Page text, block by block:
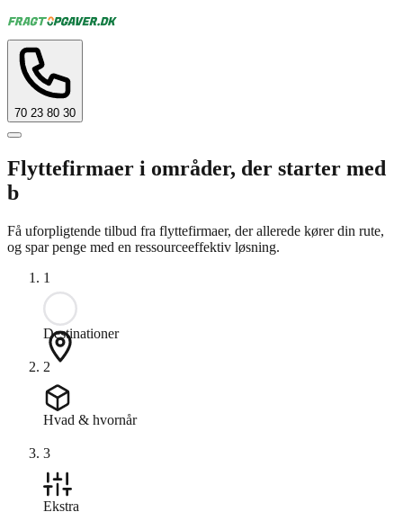
70 23 80 30
Flyttefirmaer i områder, der starter med
b
Få uforpligtende tilbud fra flyttefirmaer, der allerede kører din rute,
og spar penge med en ressourceeffektiv løsning.
1
Destinationer
2
Hvad & hvornår
3
Ekstra